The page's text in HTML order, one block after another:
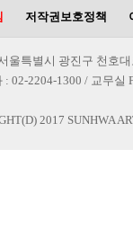
저작권보호정책
울특별시 광진구 천호
: 02-2204-1300 / 교무실
2017 SUNHWA